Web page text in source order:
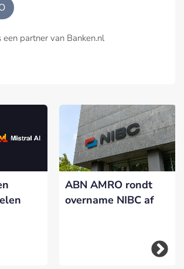
een partner van Banken.nl
ABN AMRO rondt
overname NIBC af